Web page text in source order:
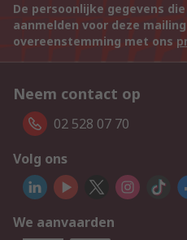
De persoonlijke gegevens
aanmelden voor deze
overeenstemming met ons
Neem contact op
02 528 07 70
Volg ons
We aanvaarden